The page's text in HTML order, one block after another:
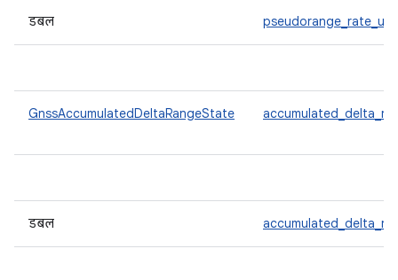
डबल
GnssAccumulatedDeltaRangeState
डबल